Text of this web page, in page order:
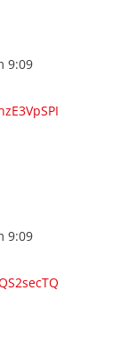
9:09
9:09